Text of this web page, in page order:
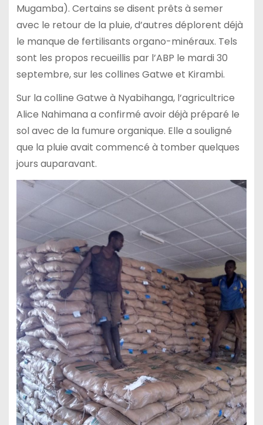
Mugamba). Certains se disent prêts à semer
avec le retour de la pluie, d’autres déplorent déjà
le manque de fertilisants organo-minéraux. Tels
sont les propos recueillis par l’ABP le mardi 30
septembre, sur les collines Gatwe et Kirambi.
Sur la colline Gatwe à Nyabihanga, l’agricultrice
Alice Nahimana a confirmé avoir déjà préparé le
sol avec de la fumure organique. Elle a souligné
que la pluie avait commencé à tomber quelques
jours auparavant.